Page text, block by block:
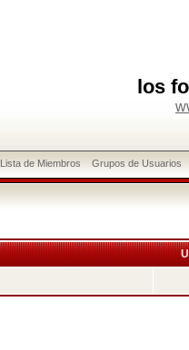
los
Lista de Miembros Grupos de Usuarios